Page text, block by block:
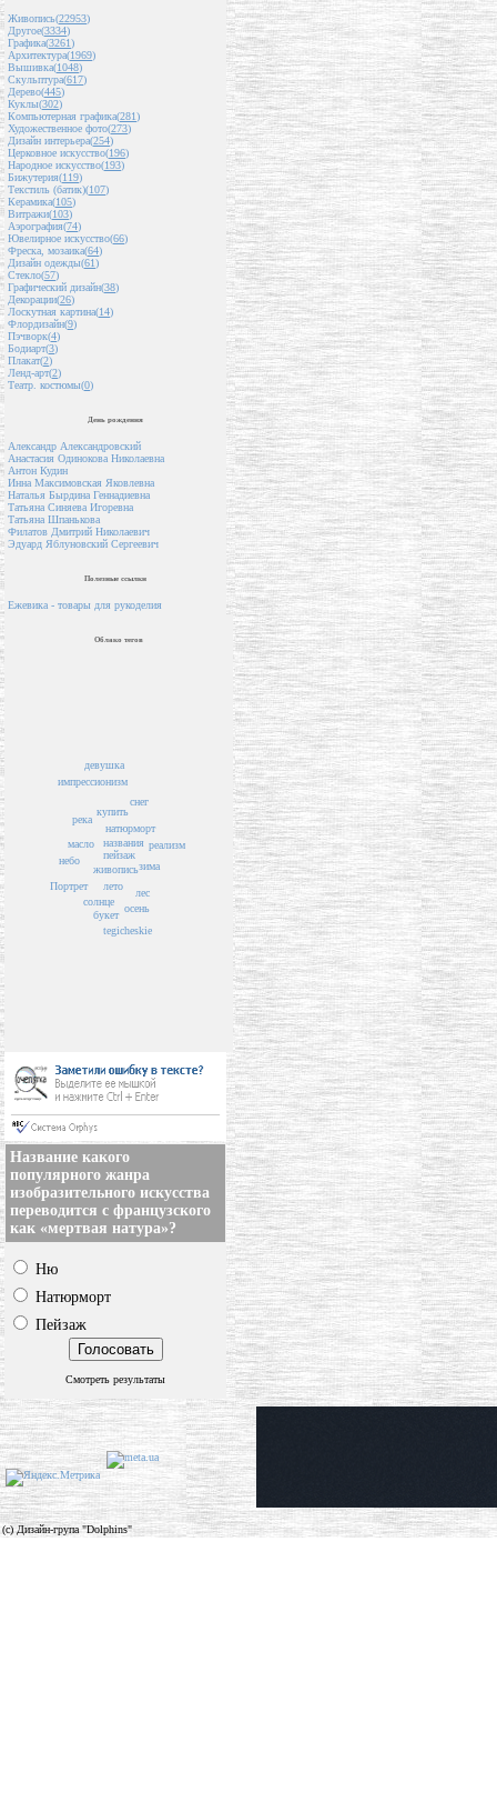
Живопись(22953)
Другое(3334)
Графика(3261)
Архитектура(1969)
Вышивка(1048)
Скульптура(617)
Дерево(445)
Куклы(302)
Компьютерная графика(281)
Художественное фото(273)
Дизайн интерьера(254)
Церковное искусство(196)
Народное искусство(193)
Бижутерия(119)
Текстиль (батик)(107)
Керамика(105)
Витражи(103)
Аэрография(74)
Ювелирное искусство(66)
Фреска, мозаика(64)
Дизайн одежды(61)
Стекло(57)
Графический дизайн(38)
Декорации(26)
Лоскутная картина(14)
Флордизайн(9)
Пэчворк(4)
Бодиарт(3)
Плакат(2)
Ленд-арт(2)
Театр. костюмы(0)
День рождения
Александр Александровский
Анастасия Одинокова Николаевна
Антон Кудин
Инна Максимовская Яковлевна
Наталья Бырдина Геннадиевна
Татьяна Синяева Игоревна
Татьяна Шпанькова
Филатов Дмитрий Николаевич
Эдуард Яблуновский Сергеевич
Полезные ссылки
Ежевика - товары для рукоделия
Облако тегов
пейзаж
названия
живопись
лето
натюрморт
купить
солнце
лес
зима
осень
букет
масло
река
снег
tegicheskie
реализм
небо
импрессионизм
Портрет
девушка
Название какого
популярного жанра
изобразительного искусства
переводится с французского
как «мертвая натура»?
Ню
Натюрморт
Пейзаж
Смотреть результаты
(c) Дизайн-група "Dolphins"